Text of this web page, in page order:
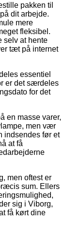
pakken til
dit arbejde.
mere
fleksibel.
selv at hente
tæt på internet
essentiel
er det særdeles
for det
en masse varer,
men vær
indsendes før et
at få
men oftest er
sum. Ellers
sig i Viborg,
få kørt dine